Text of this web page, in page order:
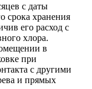
с даты
срока хранения
его расход с
хлора.
в
при
с другими
и прямых